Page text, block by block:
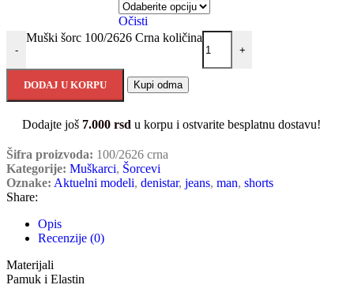
Očisti
-
Muški šorc 100/2626 Crna količina
+
DODAJ U KORPU Kupi odma
Dodajte još 7.000 rsd u korpu i ostvarite besplatnu dostavu!
Šifra proizvoda: 100/2626 crna
Kategorije: Muškarci, Šorcevi
Oznake: Aktuelni modeli, denistar, jeans, man, shorts
Share:
Opis
Recenzije (0)
Materijali
Pamuk i Elastin